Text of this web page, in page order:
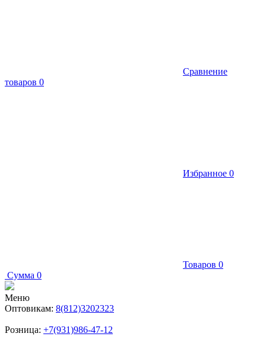
Сравнение
товаров 0
Избранное 0
Товаров 0
Сумма 0
Меню
Оптовикам: 8(812)3202323
Розница: +7(931)986-47-12